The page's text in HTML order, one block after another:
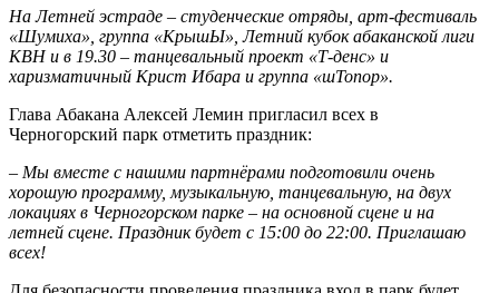
На Летней эстраде – студенческие отряды, арт-фестиваль
«Шумиха», группа «КрышЫ», Летний кубок абаканской лиги
КВН и в 19.30 – танцевальный проект «Т-денс» и
харизматичный Крист Ибара и группа «шТопор».
Глава Абакана Алексей Лемин пригласил всех в
Черногорский парк отметить праздник:
– Мы вместе с нашими партнёрами подготовили очень
хорошую программу, музыкальную, танцевальную, на двух
локациях в Черногорском парке – на основной сцене и на
летней сцене. Праздник будет с 15:00 до 22:00. Приглашаю
всех!